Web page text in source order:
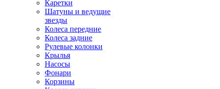
Каретки
Шатуны и ведущие
звезды
Колеса передние
Колеса задние
Рулевые колонки
Крылья
Насосы
Фонари
Корзины